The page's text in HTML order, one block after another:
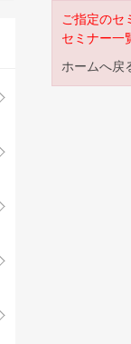
ご指定のセ
セミナー一
ホームへ戻